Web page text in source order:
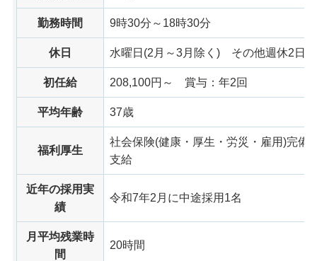
勤務時間 9時30分～18時30分
休日 水曜日(2月～3月除く) その他週休2日制
初任給 208,100円～ 賞与：年2回
平均年齢 37歳
福利厚生
社会保険(健康・厚生・労災・雇用)完備
支給
近年の採用実
績
令和7年2月に中途採用1名
月平均残業時
間
20時間